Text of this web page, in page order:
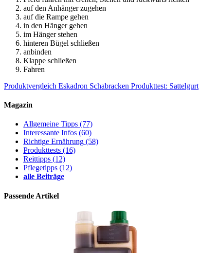
auf den Anhänger zugehen
auf die Rampe gehen
in den Hänger gehen
im Hänger stehen
hinteren Bügel schließen
anbinden
Klappe schließen
Fahren
Produktvergleich Eskadron Schabracken Produkttest: Sattelgurt
Magazin
Allgemeine Tipps (77)
Interessante Infos (60)
Richtige Ernährung (58)
Produkttests (16)
Reittipps (12)
Pflegetipps (12)
alle Beiträge
Passende Artikel